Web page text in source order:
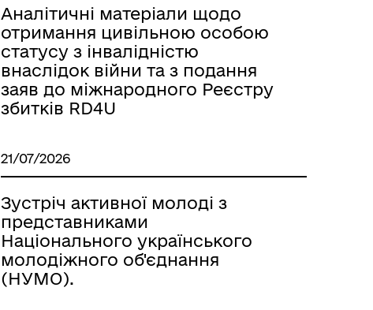
Аналітичні матеріали щодо
отримання цивільною особою
статусу з інвалідністю
внаслідок війни та з подання
заяв до міжнародного Реєстру
збитків RD4U
21/07/2026
Зустріч активної молоді з
представниками
Національного українського
молодіжного об'єднання
(НУМО).